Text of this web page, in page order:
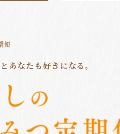
便
あなたも好きになる。